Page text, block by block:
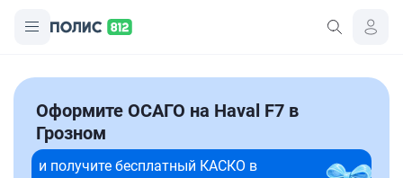
Оформите ОСАГО на Haval F7 в
Грозном
и получите бесплатный КАСКО в